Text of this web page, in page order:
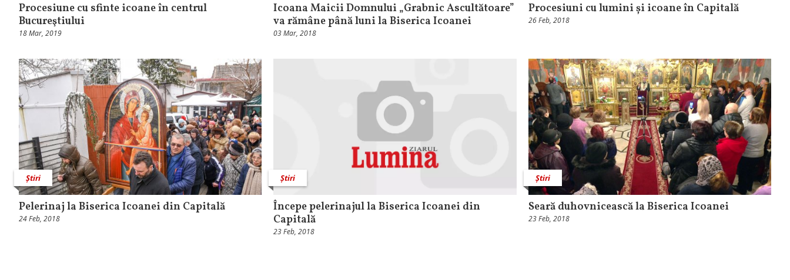
Procesiune cu sfinte icoane în centrul
Bucureştiului
18 Mar, 2019
Icoana Maicii Domnului „Grabnic Ascultătoare”
va rămâne până luni la Biserica Icoanei
03 Mar, 2018
Procesiuni cu lumini și icoane în Capitală
26 Feb, 2018
Știri
Pelerinaj la Biserica Icoanei din Capitală
24 Feb, 2018
Știri
Începe pelerinajul la Biserica Icoanei din
Capitală
23 Feb, 2018
Știri
Seară duhovnicească la Biserica Icoanei
23 Feb, 2018